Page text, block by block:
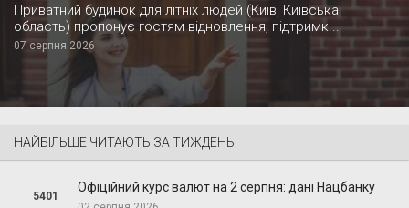
Приватний будинок для літніх людей (Київ, Київська
область) пропонує гостям відновлення, підтримк...
07 серпня 2026
НАЙБІЛЬШЕ ЧИТАЮТЬ ЗА ТИЖДЕНЬ
5401
Офіційний курс валют на 2 серпня: дані Нацбанку